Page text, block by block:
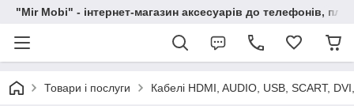
"Mir Mobi" - інтернет-магазин аксесуарів до телефонів,
Товари і послуги Кабелі HDMI, AUDIO, USB, SCART,